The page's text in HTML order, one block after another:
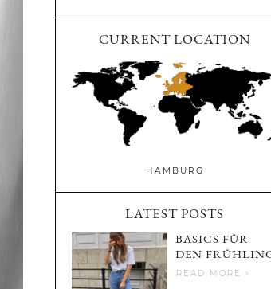
CURRENT LOCATION
HAMBURG
LATEST POSTS
BASICS FÜR
DEN
READ MORE